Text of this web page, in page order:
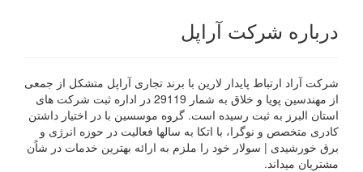
درباره شرکت آراپل
شرکت آراد ارتباط پایدار لارین با برند تجاری آراپل متشکل از جمعی
از مهندسین پویا و خلاق به شمار 29119 در اداره ثبت شرکت های
استان البرز به ثبت رسیده است. گروه موسسین با در اختیار داشتن
کادری متخصص و نوگرا، با اتکا به سالها فعالیت در حوزه انرژی و
برق خورشیدی | سولار خود را ملزم به ارائه بهترین خدمات در شاًن
مشتریان میداند.